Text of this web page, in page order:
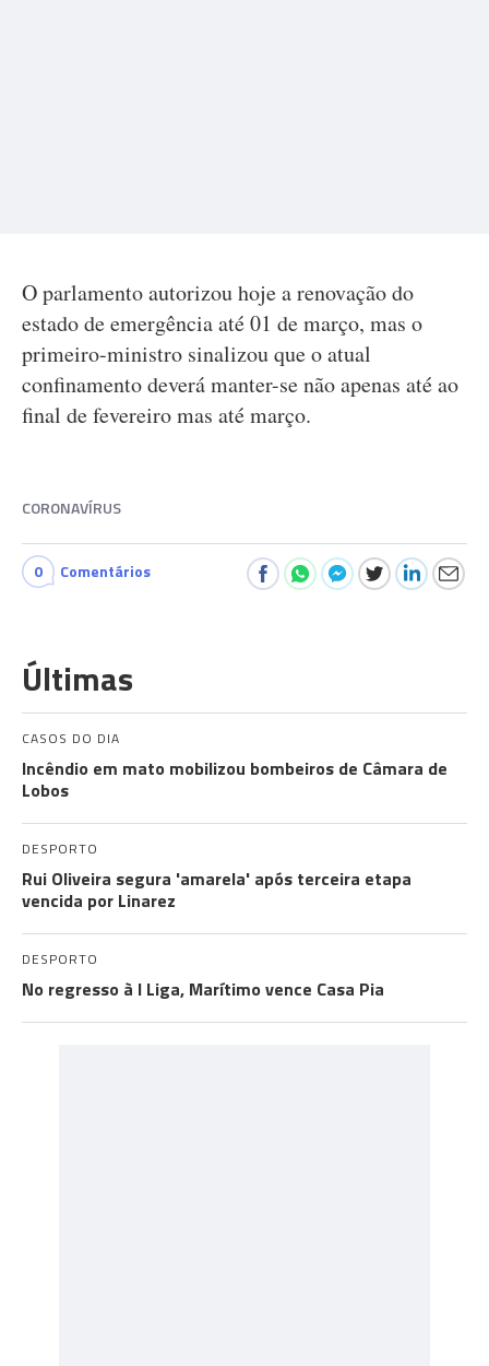
O parlamento autorizou hoje a renovação do
estado de emergência até 01 de março, mas o
primeiro-ministro sinalizou que o atual
confinamento deverá manter-se não apenas até ao
final de fevereiro mas até março.
CORONAVÍRUS
0 Comentários
Últimas
CASOS DO DIA
Incêndio em mato mobilizou bombeiros de Câmara de
Lobos
DESPORTO
Rui Oliveira segura 'amarela' após terceira etapa
vencida por Linarez
DESPORTO
No regresso à I Liga, Marítimo vence Casa Pia